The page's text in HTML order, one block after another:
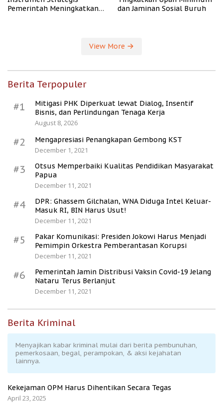
Pemerintah Meningkatkan
dan Jaminan Sosial Buruh
View More
Berita Terpopuler
#1
Mitigasi PHK Diperkuat lewat Dialog, Insentif
Bisnis, dan Perlindungan Tenaga Kerja
August 8, 2026
#2
Mengapresiasi Penangkapan Gembong KST
December 1, 2021
#3
Otsus Memperbaiki Kualitas Pendidikan Masyarakat
Papua
December 11, 2021
#4
DPR: Ghassem Gilchalan, WNA Diduga Intel Keluar-
Masuk RI, BIN Harus Usut!
December 11, 2021
#5
Pakar Komunikasi: Presiden Jokowi Harus Menjadi
Pemimpin Orkestra Pemberantasan Korupsi
December 11, 2021
#6
Pemerintah Jamin Distribusi Vaksin Covid-19 Jelang
Nataru Terus Berlanjut
December 11, 2021
Berita Kriminal
Menyajikan kabar kriminal mulai dari berita pembunuhan,
pemerkosaan, begal, perampokan, & aksi kejahatan
lainnya.
Kekejaman OPM Harus Dihentikan Secara Tegas
April 23, 2025